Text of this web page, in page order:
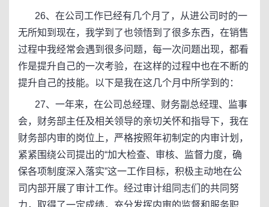
26、在公司工作已经有几个月了，从进公司时的一
无所知到现在，我学到了也领悟到了很多东西，在销售
过程中我经常会遇到很多问题，每一次问题出现，都看
作是提升自己的一次考验，在这样的过程中也在不断的
提升自己的技能。以下是我在这几个月中所学到的：
27、一年来，在公司总经理、财务副总经理、监事
会，财务部主任及相关领导的亲切关怀和指导下，我在
财务部内审的岗位上，严格按照年初制定的内审计划，
紧紧围绕公司提出的“加大检查、审核、监督力度，确
保各项制度深入落实”这一工作目标，积极主动地在公
司内部开展了审计工作。经过审计组同志们的共同努
力，取得了一定成绩，充分发挥内审的监督和服务职